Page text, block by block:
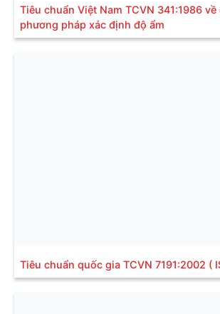
Tiêu chuẩn Việt Nam TCVN 341:1986
phương pháp xác định độ ẩm
Tiêu chuẩn quốc gia TCVN 7191:2002 (